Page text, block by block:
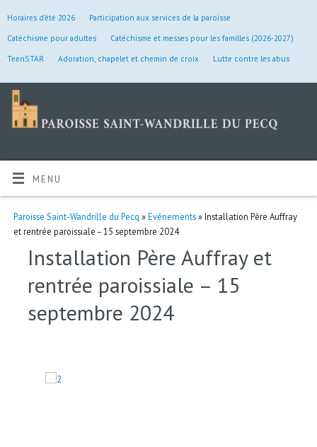
Horaires d’été 2026
Participation aux services de la paroisse
Catéchisme pour adultes
Catéchisme et messes pour les familles (2026-2027)
TeenSTAR
Adoration, chapelet et chemin de croix Lutte contre les abus
MENU
Paroisse Saint-Wandrille du Pecq »Evénements» Installation Père Auffray
et rentrée paroissiale – 15 septembre 2024
Installation Père Auffray et
rentrée paroissiale – 15
septembre 2024